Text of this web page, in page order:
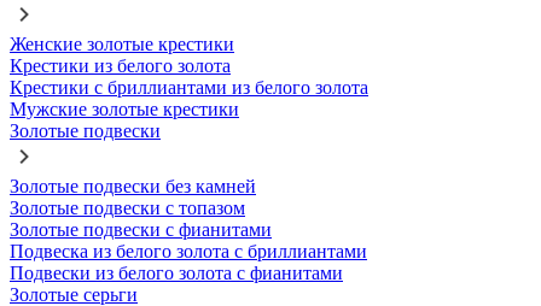
Женские золотые крестики
Крестики из белого золота
Крестики с бриллиантами из белого золота
Мужские золотые крестики
Золотые подвески
Золотые подвески без камней
Золотые подвески с топазом
Золотые подвески с фианитами
Подвеска из белого золота с бриллиантами
Подвески из белого золота с фианитами
Золотые серьги